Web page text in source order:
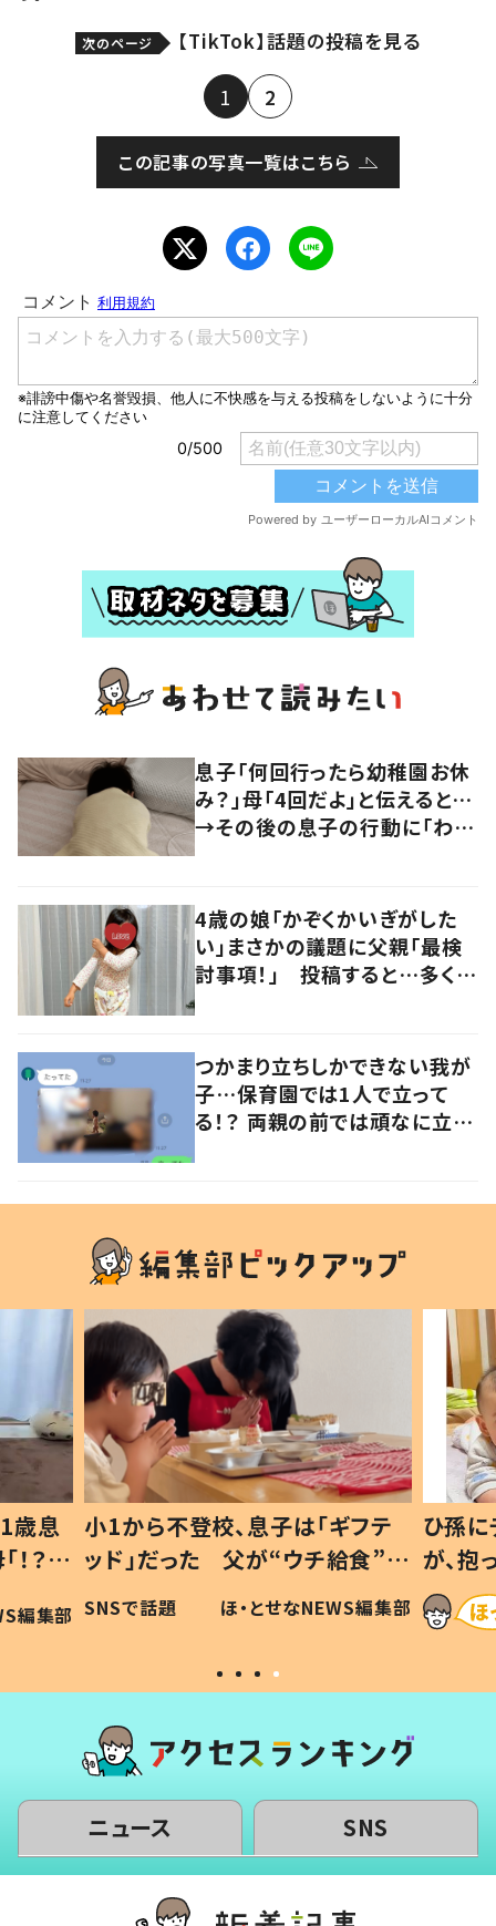
次のページ 【TikTok】話題の投稿を見る
1 2
この記事の写真一覧はこちら
息子「何回行ったら幼稚園お休
み？」母「4回だよ」と伝えると…
→その後の息子の行動に「わか
4歳の娘「かぞくかいぎがした
い」まさかの議題に父親「最検
討事項！」 投稿すると…多くの
つかまり立ちしかできない我が
子…保育園では1人で立って
る！？ 両親の前では頑なに立た
歳息
？」
編集部
小1から不登校、息子は「ギフテ
ッド」だった 父が“ウチ給食”を
作り続ける理由とは #令和の親
#令和の子
SNSで話題 ほ・とせなNEWS編集部
ひ孫
が、
「涙が
い」
ニュース SNS